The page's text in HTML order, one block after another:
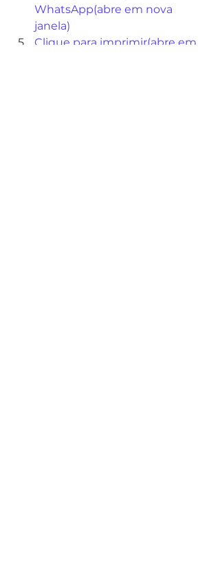
WhatsApp(abre em nova
janela)
Clique para imprimir(abre em